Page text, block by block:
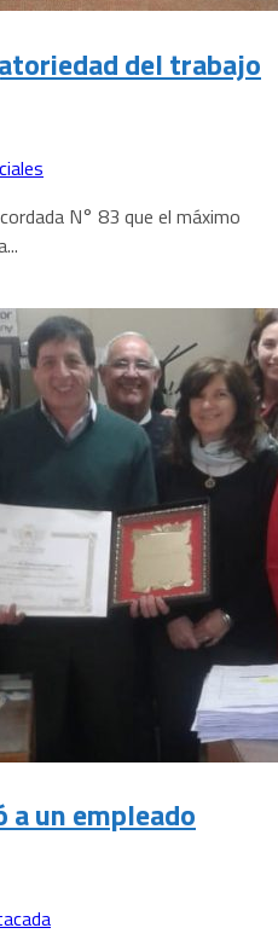
del trabajo
N° 83 que el máximo
un empleado